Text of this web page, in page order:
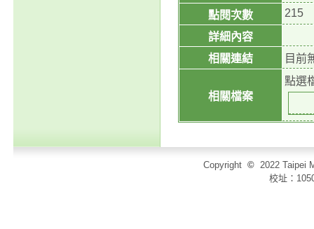
點閱次數
215
詳細內容
相關連結
目前
相關檔案
點選
Copyright © 2022 Taipei
校址：